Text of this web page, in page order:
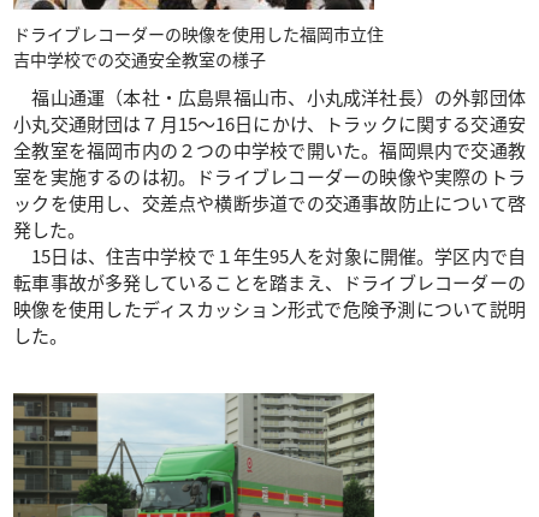
ドライブレコーダーの映像を使用した福岡市立住
吉中学校での交通安全教室の様子
福山通運（本社・広島県福山市、小丸成洋社長）の外郭団体
小丸交通財団は７月15～16日にかけ、トラックに関する交通安
全教室を福岡市内の２つの中学校で開いた。福岡県内で交通教
室を実施するのは初。ドライブレコーダーの映像や実際のトラ
ックを使用し、交差点や横断歩道での交通事故防止について啓
発した。
15日は、住吉中学校で１年生95人を対象に開催。学区内で自
転車事故が多発していることを踏まえ、ドライブレコーダーの
映像を使用したディスカッション形式で危険予測について説明
した。